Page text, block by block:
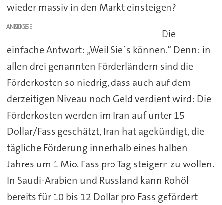
wieder massiv in den Markt einsteigen?
ANZEIGE
Die
einfache Antwort: „Weil Sie´s können.“ Denn: in
allen drei genannten Förderländern sind die
Förderkosten so niedrig, dass auch auf dem
derzeitigen Niveau noch Geld verdient wird: Die
Förderkosten werden im Iran auf unter 15
Dollar/Fass geschätzt, Iran hat agekündigt, die
tägliche Förderung innerhalb eines halben
Jahres um 1 Mio. Fass pro Tag steigern zu wollen.
In Saudi-Arabien und Russland kann Rohöl
bereits für 10 bis 12 Dollar pro Fass gefördert